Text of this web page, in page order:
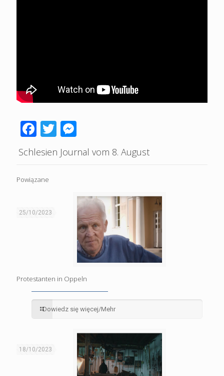
Facebook
Twitter
Schlesien Journal vom 8. August
Powiązane
25/10/2023
Protestanten in Oppeln
Dowiedz się więcej/Mehr
18/10/2023